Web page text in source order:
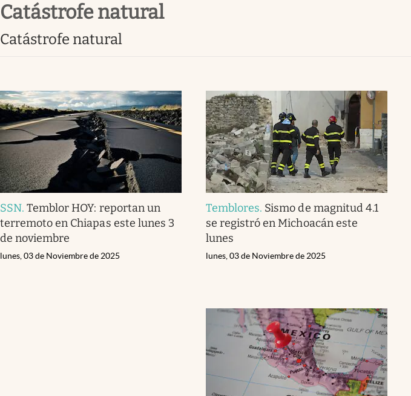
Infotechnology
Eventos Corporativos
El Cronista Studio
Mediakit
abre en nueva pestaña
catástrofe natural
catástrofe natural
SSN.Temblor HOY: reportan un
terremoto en Chiapas este lunes 3
de noviembre
lunes, 03 de Noviembre de 2025
Temblores. Sismo de magnitud 4.1
se registró en Michoacán este
lunes
lunes, 03 de Noviembre de 2025